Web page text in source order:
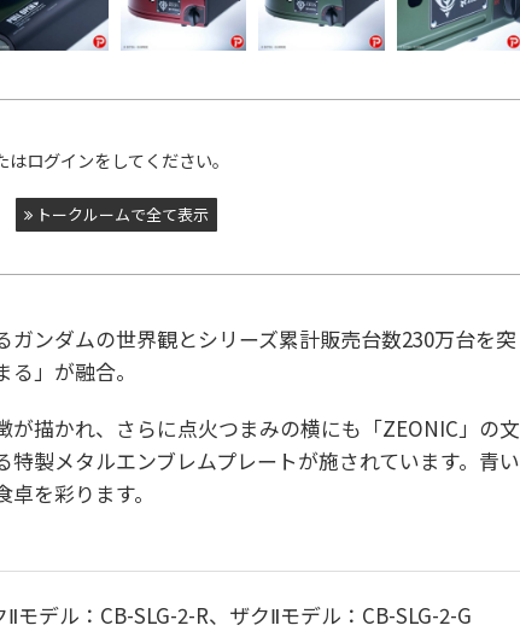
ログインをしてください。
トークルームで全て表示
ンダムの世界観とシリーズ累計販売台数230万台を突
」が融合。
描かれ、さらに点火つまみの横にも「ZEONIC」の文
製メタルエンブレムプレートが施されています。青い
を彩ります。
モデル：CB-SLG-2-R、 ザクⅡモデル：CB-SLG-2-G